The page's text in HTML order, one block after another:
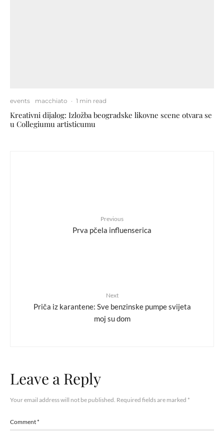
events macchiato · 1 min read
Kreativni dijalog: Izložba beogradske likovne scene otvara se
u Collegiumu artisticumu
Previous
Prva pčela influenserica
Next
Priča iz karantene: Sve benzinske pumpe svijeta
moj su dom
Leave a Reply
Your email address will not be published. Required fields are marked *
Comment*